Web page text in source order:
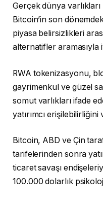
Gerçek dünya varlıkları
Bitcoin’in son
piyasa belirsizlikleri
alternatifler aramasıyla
RWA tokenizasyonu,
gayrimenkul ve güzel
somut varlıkları ifade
yatırımcı erişilebilirliğini
Bitcoin, ABD ve Çin
tarifelerinden sonra
ticaret savaşı
100.000 dolarlık